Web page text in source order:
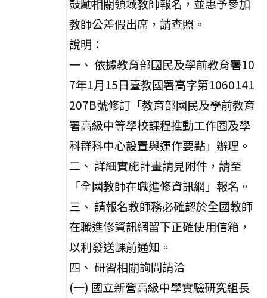
鼓勵相關領域教師報名，並惠予參加
教師公差假出席，請查照。
說明：
一、 依據教育部國民及學前教育署10
7年1月15日臺教國署高字第1060141
207B號修訂「教育部國民及學前教育
署高級中等學校課程推動工作圈及學
科群科中心設置與運作要點」辦理。
二、 詳細實施計畫請見附件，請至
「全國教師在職進修資訊網」報名。
三、 請報名教師務必確認於全國教師
在職進修資訊網留下正確使用信箱，
以利發送課前通知。
四、 研習相關詢問請洽
(一) 國立新營高級中學實驗研究組長